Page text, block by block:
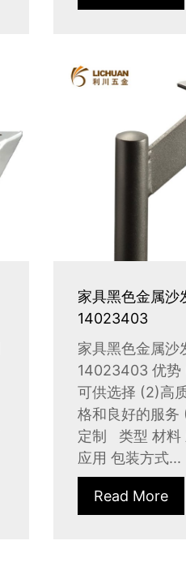
家具黑色金属沙
14023403
家具黑色金属沙
14023403 优势
可供选择 (2)高
格和良好的服务
定制 类型 材料
应用 包装方式...
Read More